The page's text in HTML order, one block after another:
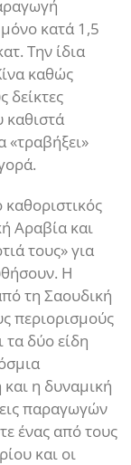
κατά 1,5
Την ίδια
καθώς
δείκτες
καθιστά
«τραβήξει»
καθοριστικός
Αραβία και
τους» για
Η
τη Σαουδική
περιορισμούς
δύο είδη
και η δυναμική
παραγωγών
ένας από τους
και οι